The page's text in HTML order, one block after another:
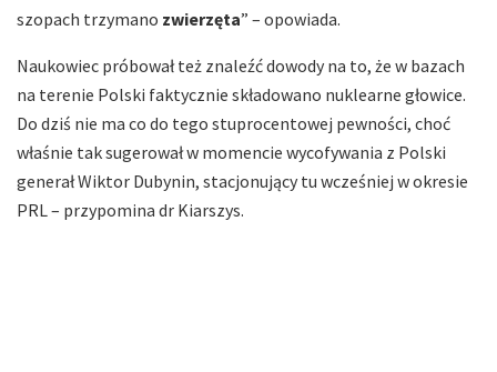
szopach trzymano zwierzęta” – opowiada.
Naukowiec próbował też znaleźć dowody na to, że w bazach
na terenie Polski faktycznie składowano nuklearne głowice.
Do dziś nie ma co do tego stuprocentowej pewności, choć
właśnie tak sugerował w momencie wycofywania z Polski
generał Wiktor Dubynin, stacjonujący tu wcześniej w okresie
PRL – przypomina dr Kiarszys.